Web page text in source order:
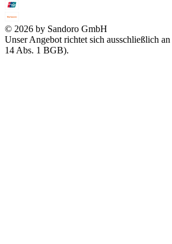
© 2026 by Sandoro GmbH
Unser Angebot richtet sich ausschließlich
14 Abs. 1 BGB).